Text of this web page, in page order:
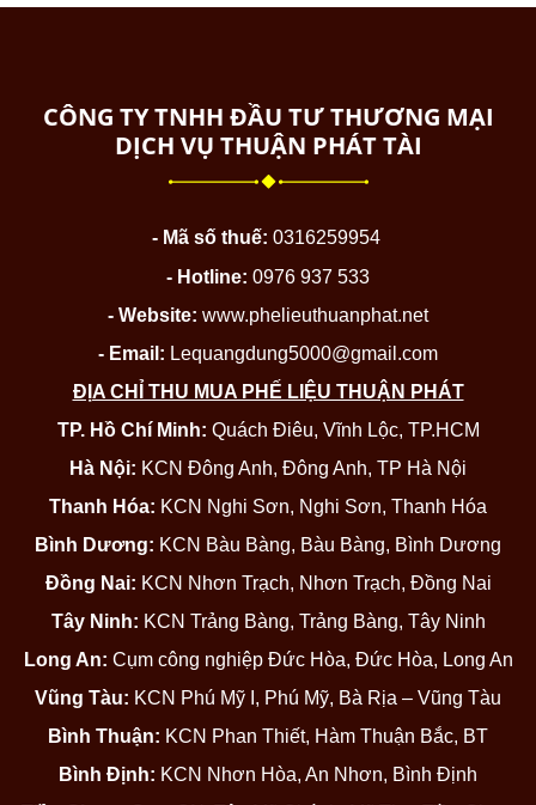
CÔNG TY TNHH ĐẦU TƯ THƯƠNG MẠI
DỊCH VỤ THUẬN PHÁT TÀI
- Mã số thuế: 0316259954
- Hotline: 0976 937 533
- Website: www.phelieuthuanphat.net
- Email: Lequangdung5000@gmail.com
ĐỊA CHỈ THU MUA PHẾ LIỆU THUẬN PHÁT
TP. Hồ Chí Minh: Quách Điêu, Vĩnh Lộc, TP.HCM
Hà Nội: KCN Đông Anh, Đông Anh, TP Hà Nội
Thanh Hóa: KCN Nghi Sơn, Nghi Sơn, Thanh Hóa
Bình Dương: KCN Bàu Bàng, Bàu Bàng, Bình Dương
Đồng Nai: KCN Nhơn Trạch, Nhơn Trạch, Đồng Nai
Tây Ninh: KCN Trảng Bàng, Trảng Bàng, Tây Ninh
Long An: Cụm công nghiệp Đức Hòa, Đức Hòa, Long An
Vũng Tàu: KCN Phú Mỹ I, Phú Mỹ, Bà Rịa – Vũng Tàu
Bình Thuận: KCN Phan Thiết, Hàm Thuận Bắc, BT
Bình Định: KCN Nhơn Hòa, An Nhơn, Bình Định